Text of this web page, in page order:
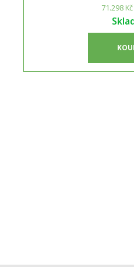
71.298 Kč